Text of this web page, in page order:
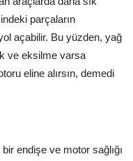
parçaların
açabilir. Bu yüzden, yağ
ve eksilme varsa
eline alırsın, demedi
endişe ve motor sağlığı